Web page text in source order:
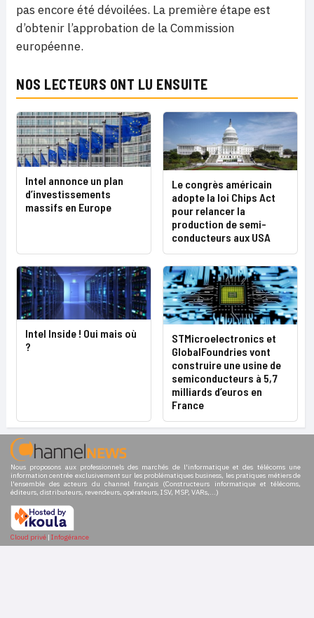
pas encore été dévoilées. La première étape est
d’obtenir l’approbation de la Commission
européenne.
NOS LECTEURS ONT LU ENSUITE
Intel annonce un plan
d’investissements
massifs en Europe
Le congrès américain
adopte la loi Chips Act
pour relancer la
production de semi-
conducteurs aux USA
Intel Inside ! Oui mais où
?
STMicroelectronics et
GlobalFoundries vont
construire une usine de
semiconducteurs à 5,7
milliards d’euros en
France
Nous proposons aux professionnels des marchés de l'informatique et des télécoms une
information centrée exclusivement sur les problématiques business, les pratiques métiers de
l'ensemble des acteurs du channel français (Constructeurs informatique et télécoms,
éditeurs, distributeurs, revendeurs, opérateurs, ISV, MSP, VARs,...)
Cloud privé | Infogérance